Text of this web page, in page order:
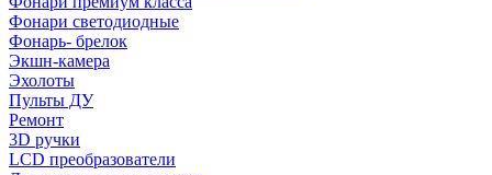
Фонари светодиодные
Фонарь- брелок
Экшн-камера
Эхолоты
Пульты ДУ
Ремонт
3D ручки
LCD преобразователи